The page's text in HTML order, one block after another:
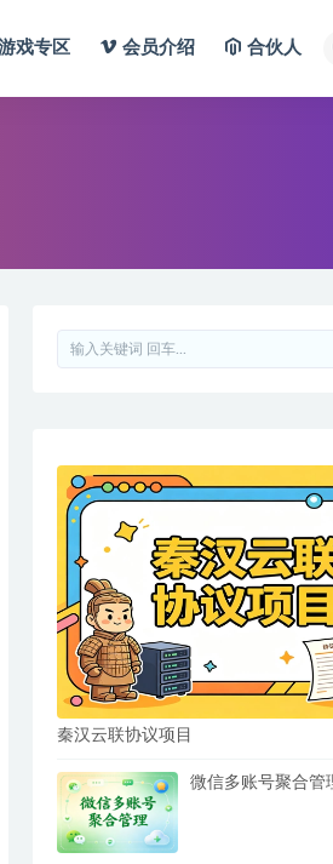
戏专区 会员介绍 合伙人
秦汉云联协议项目
微信多账号聚合管